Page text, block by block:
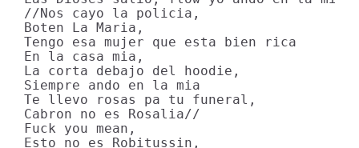
//Nos cayo la policia,
Boten La Maria,
Tengo esa mujer que esta bien rica
En la casa mia,
La corta debajo del hoodie,
Siempre ando en la mia
Te llevo rosas pa tu funeral,
Cabron no es Rosalia//
Fuck you mean,
Esto no es Robitussin,